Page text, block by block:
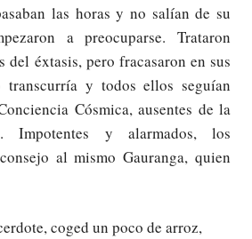
las horas y no salían de su
a preocuparse. Trataron
del éxtasis, pero fracasaron en sus
transcurría y todos ellos seguían
Cósmica, ausentes de la
Impotentes y alarmados, los
al mismo Gauranga, quien
coged un poco de arroz,